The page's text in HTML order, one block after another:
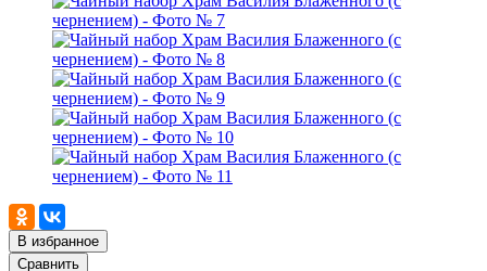
В избранное
Сравнить